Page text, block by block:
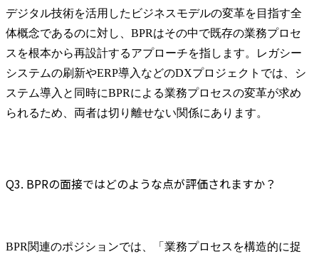
する業務
デジタル技術を活用したビジネスモデルの変革を目指す全
体概念であるのに対し、BPRはその中で既存の業務プロセ
スを根本から再設計するアプローチを指します。レガシー
システムの刷新やERP導入などのDXプロジェクトでは、シ
ステム導入と同時にBPRによる業務プロセスの変革が求め
られるため、両者は切り離せない関係にあります。
Q3. BPRの面接ではどのような点が評価されますか？
BPR関連のポジションでは、「業務プロセスを構造的に捉